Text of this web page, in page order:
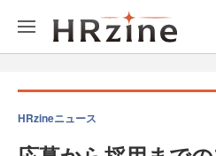
HRzineニュース